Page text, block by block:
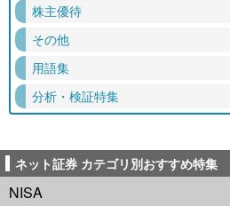
株主優待
その他
用語集
分析・検証特集
ネット証券 カテゴリ別おすすめ特集
NISA